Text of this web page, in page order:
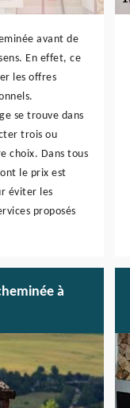
avant de
En effet, ce
les offres
se trouve dans
trois ou
choix. Dans tous
le prix est
éviter les
proposés
à